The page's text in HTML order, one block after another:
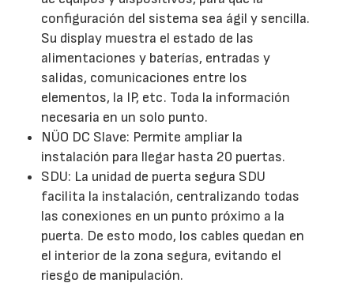
configuración del sistema sea ágil y sencilla.
Su display muestra el estado de las
alimentaciones y baterías, entradas y
salidas, comunicaciones entre los
elementos, la IP, etc. Toda la información
necesaria en un solo punto.
NÜO DC Slave: Permite ampliar la
instalación para llegar hasta 20 puertas.
SDU: La unidad de puerta segura SDU
facilita la instalación, centralizando todas
las conexiones en un punto próximo a la
puerta. De esto modo, los cables quedan en
el interior de la zona segura, evitando el
riesgo de manipulación.